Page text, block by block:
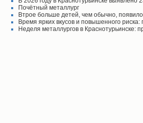
Почётный металлург
Втрое больше детей, чем обычно,
Время ярких вкусов и повышенного
Неделя металлургов в Краснотурьинске: